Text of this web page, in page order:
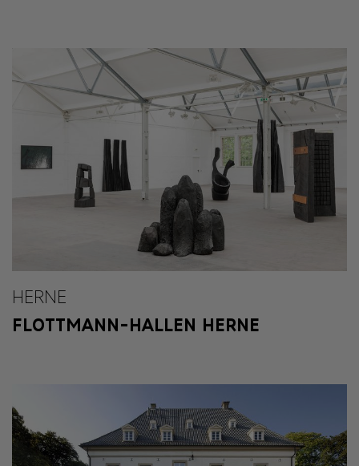
HERNE
FLOTTMANN-HALLEN HERNE